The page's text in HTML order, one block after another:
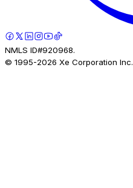
NMLS ID#920968.
© 1995-2026 Xe Corporation Inc.